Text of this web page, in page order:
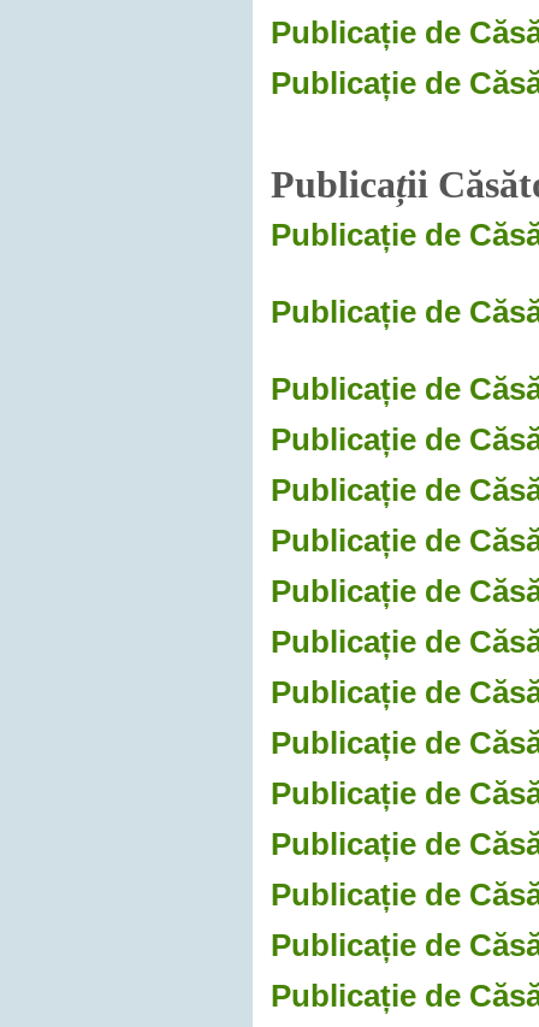
Publicație de
Publicație de
Publicații
Publicație de
Publicație de
Publicație de
Publicație de
Publicație de
Publicație de
Publicație de
Publicație de
Publicație de
Publicație de
Publicație de
Publicație de
Publicație de
Publicație de
Publicație de